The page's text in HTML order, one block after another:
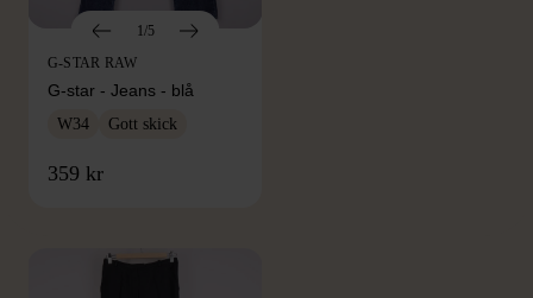
1/5
G-STAR RAW
G-star - Jeans - blå
W34 Gott skick
359 kr
FRÅN SAMMA VARUMÄRKE